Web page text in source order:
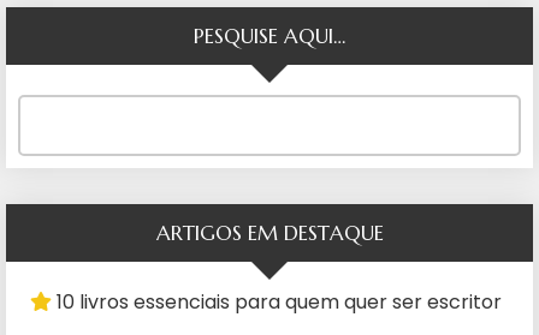
PESQUISE AQUI…
ARTIGOS EM DESTAQUE
10 livros essenciais para quem quer ser escritor